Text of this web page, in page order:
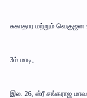
சுகாதார மற்றும்
3ம் மாடி,
இல. 26, ஸ்ரீ சங்கராஜ